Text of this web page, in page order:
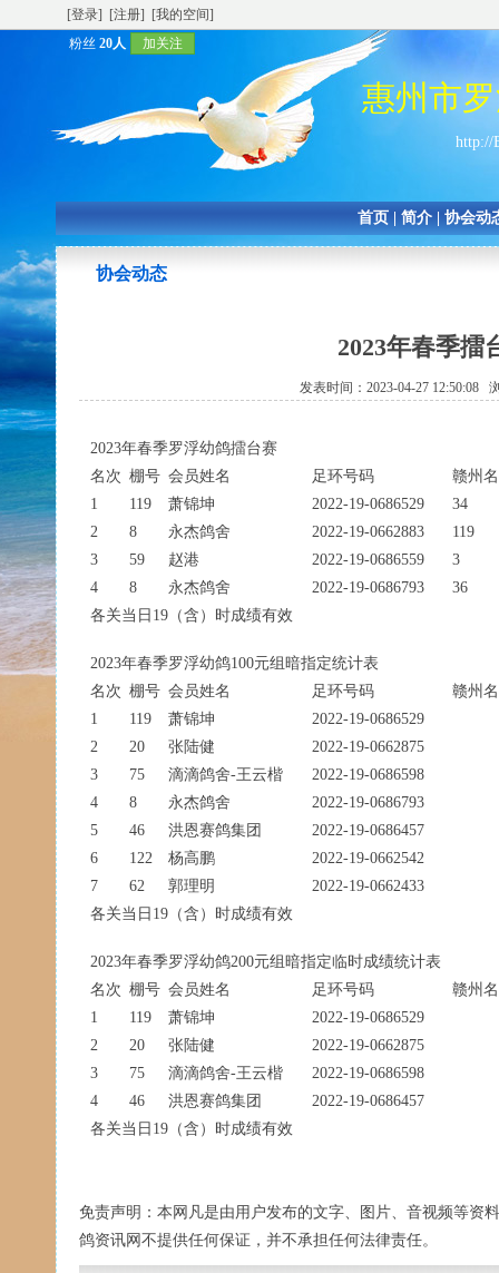
[登录] [注册]
[我的空间]
粉丝 20人 加关注
惠州市
http://
首页 简介 协会动
协会动态
2023年春季擂
发表时间：2023-04-27 12:50:08
2023年春季罗浮幼鸽擂台赛
名次 棚号 会员姓名 足环号码
赣州
1
119 萧锦坤 2022-19-0686529
34
2
8 永杰鸽舍 2022-19-0662883
119
3
59 赵港 2022-19-0686559
3
4
8 永杰鸽舍 2022-19-0686793
36
各关当日19（含）时成绩有效
2023年春季罗浮幼鸽100元组暗指定统计表
名次 棚号 会员姓名 足环号码
赣州
1
119 萧锦坤
2022-19-0686529
2
20 张陆健
2022-19-0662875
3
75 滴滴鸽舍-王云楷
2022-19-0686598
4
8 永杰鸽舍
2022-19-0686793
5
46 洪恩赛鸽集团
2022-19-0686457
6
122 杨高鹏
2022-19-0662542
7
62 郭理明
2022-19-0662433
各关当日19（含）时成绩有效
2023年春季罗浮幼鸽200元组暗指定临时成绩统计表
名次 棚号 会员姓名 足环号码
赣州
1
119 萧锦坤
2022-19-0686529
2
20 张陆健
2022-19-0662875
3
75 滴滴鸽舍-王云楷
2022-19-0686598
4
46 洪恩赛鸽集团
2022-19-0686457
各关当日19（含）时成绩有效
免责声明：本网凡是由用户发布的文字、图片、音视频等资
鸽资讯网不提供任何保证，并不承担任何法律责任。